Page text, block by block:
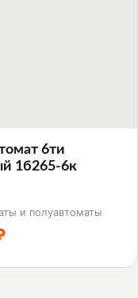
6ти
1б265-6к
и полуавтоматы